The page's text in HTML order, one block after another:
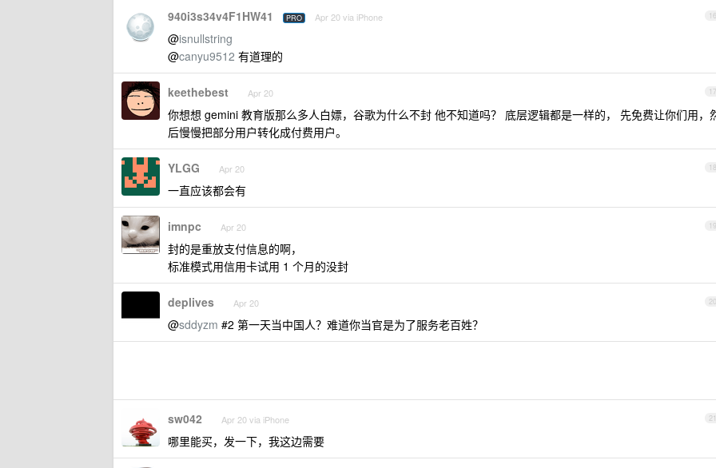
16
940i3s34v4F1HW41 PRO Apr 20 via iPhone
@isnullstring
@canyu9512 有道理的
17
keethebest Apr 20
你想想 gemini 教育版那么多人白嫖，谷歌为什么不封 他不知道吗？ 底层逻辑都是一样的， 先免费让你们用，
后慢慢把部分用户转化成付费用户。
18
YLGG Apr 20
一直应该都会有
19
imnpc Apr 20
封的是重放支付信息的啊，
标准模式用信用卡试用 1 个月的没封
20
deplives Apr 20
@sddyzm #2 第一天当中国人？难道你当官是为了服务老百姓？
21
sw042 Apr 20 via iPhone
哪里能买，发一下，我这边需要